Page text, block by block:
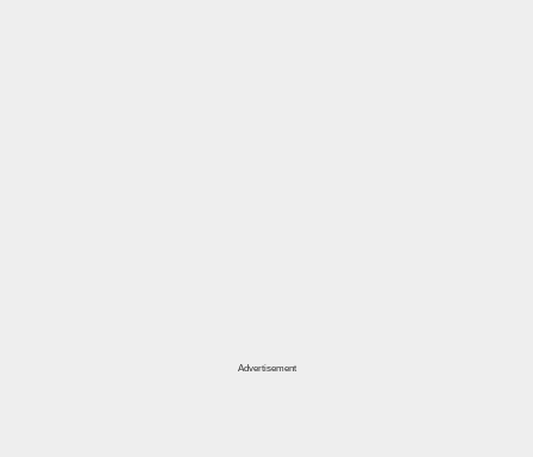
Advertisement